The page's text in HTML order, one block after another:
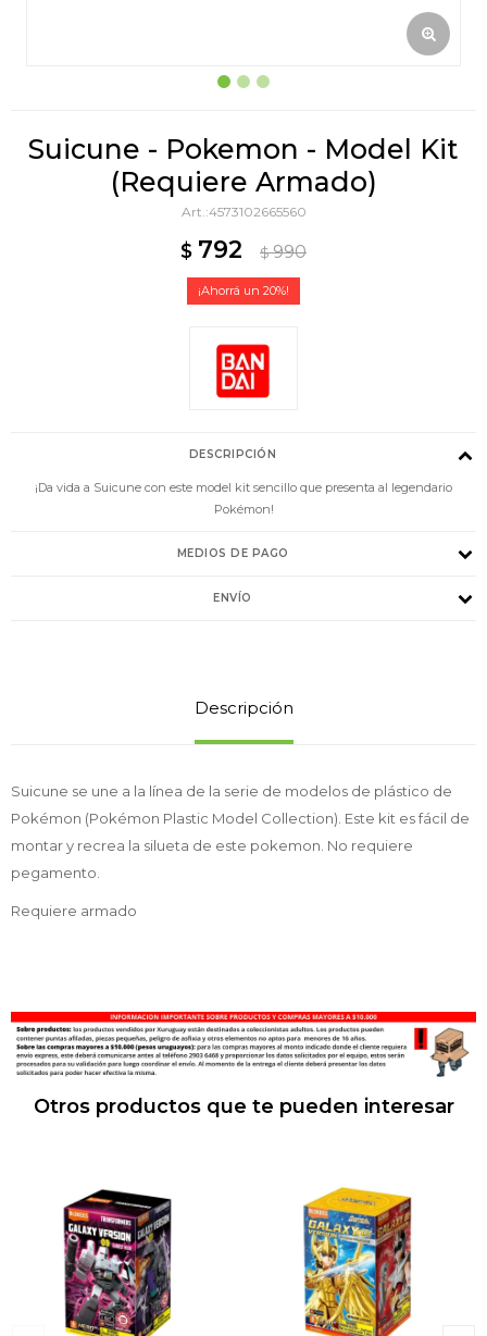
Suicune - Pokemon - Model Kit
(Requiere Armado)
4573102665560
$ 792 $ 990
20
DESCRIPCIÓN
¡Da vida a Suicune con este model kit sencillo que presenta al legendario
Pokémon!
MEDIOS DE PAGO
ENVÍO
Descripción
Suicune se une a la línea de la serie de modelos de plástico de
Pokémon (Pokémon Plastic Model Collection). Este kit es fácil de
montar y recrea la silueta de este pokemon. No requiere
pegamento.
Requiere armado
Otros productos que te pueden interesar